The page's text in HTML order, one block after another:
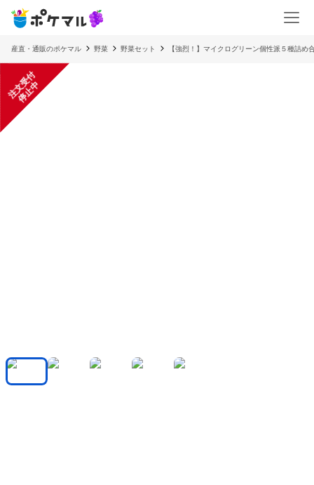
産直・通販のポケマル 野菜 野菜セット 【強烈！】マイクログリーン個性派５種詰め
注
文
受
付
停
止
中